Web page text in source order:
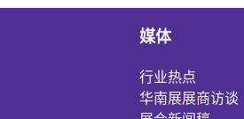
媒体
行业热点
华南展展商访谈